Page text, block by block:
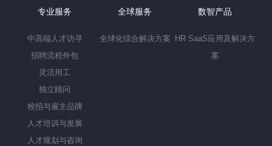
专业服务
中高端人才访寻
招聘流程外包
灵活用工
独立顾问
校招与雇主品牌
人才培训与发展
人才规划与咨询
全球服务
全球化综合解决方案
数智产品
HR SaaS应用及解决方
案